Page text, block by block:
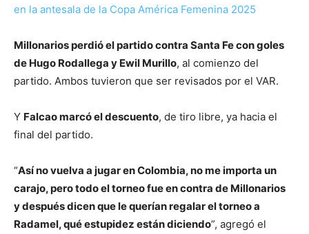
en la antesala de la Copa América Femenina 2025
Millonarios perdió el partido contra Santa Fe con goles
de Hugo Rodallega y Ewil Murillo, al comienzo del
partido. Ambos tuvieron que ser revisados por el VAR.
Y Falcao marcó el descuento, de tiro libre, ya hacia el
final del partido.
“Así no vuelva a jugar en Colombia, no me importa un
carajo, pero todo el torneo fue en contra de Millonarios
y después dicen que le querían regalar el torneo a
Radamel, qué estupidez están diciendo”, agregó el